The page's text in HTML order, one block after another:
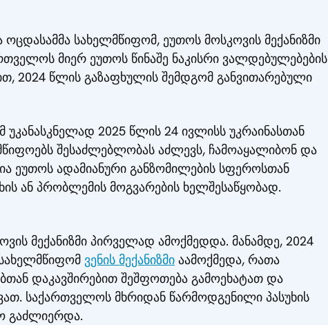
სახელმწიფომ, ეუთოს მოსკოვის მექანიზმი
მიერ ეუთოს წინაშე ნაკისრი ვალდებულებების
2024 წლის გაზაფხულის შემდგომ განვითარებული
უკანასკნელად 2025 წლის 24 ივლისს უკრაინასთან
შესაძლებლობას აძლევს, ჩამოაყალიბონ და
ეუთოს ადამიანური განზომილების სფეროსთან
ან პრობლემის მოგვარების ხელშესაწყობად.
მექანიზმი პირველად ამოქმედდა. მანამდე, 2024
ვენის მექანიზმი აამოქმედა, რათა
დაკავშირებით შეშფოთება გამოეხატათ და
საქართველოს მხრიდან წარმოდგენილი პასუხის
გაძლიერდა.